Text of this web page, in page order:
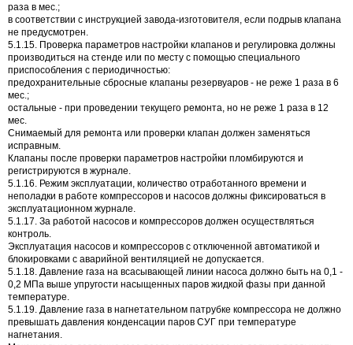
раза в мес.;
в соответствии с инструкцией завода-изготовителя, если подрыв клапана
не предусмотрен.
5.1.15. Проверка параметров настройки клапанов и регулировка должны
производиться на стенде или по месту с помощью специального
приспособления с периодичностью:
предохранительные сбросные клапаны резервуаров - не реже 1 раза в 6
мес.;
остальные - при проведении текущего ремонта, но не реже 1 раза в 12
мес.
Снимаемый для ремонта или проверки клапан должен заменяться
исправным.
Клапаны после проверки параметров настройки пломбируются и
регистрируются в журнале.
5.1.16. Режим эксплуатации, количество отработанного времени и
неполадки в работе компрессоров и насосов должны фиксироваться в
эксплуатационном журнале.
5.1.17. За работой насосов и компрессоров должен осуществляться
контроль.
Эксплуатация насосов и компрессоров с отключенной автоматикой и
блокировками с аварийной вентиляцией не допускается.
5.1.18. Давление газа на всасывающей линии насоса должно быть на 0,1 -
0,2 МПа выше упругости насыщенных паров жидкой фазы при данной
температуре.
5.1.19. Давление газа в нагнетательном патрубке компрессора не должно
превышать давления конденсации паров СУГ при температуре
нагнетания.